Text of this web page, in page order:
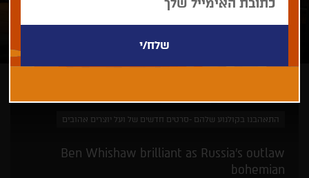
התאהבנו בקולנוע שלהם -סרטים חדשים של ועל יוצרים אהובים
Ben Whishaw brilliant as Russia’s outlaw
bohemian